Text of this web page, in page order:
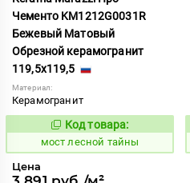
Чементо KM1212G0031R
Бежевый Матовый
Обрезной керамогранит
119,5x119,5
Материал:
Керамогранит
1021476
Код товара:
мост лесной тайны
Цена